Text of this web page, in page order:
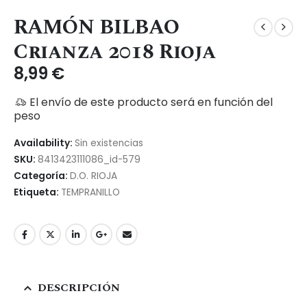
RAMÓN BILBAO
Crianza 2018 Rioja
8,99 €
El envío de este producto será en función del
peso
Availability: Sin existencias
SKU: 8413423111086_id-579
Categoría: D.O. RIOJA
Etiqueta: TEMPRANILLO
DESCRIPCIÓN